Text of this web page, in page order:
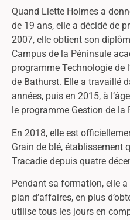
Quand Liette Holmes a
de 19 ans, elle a décidé de
2007, elle obtient son
Campus de la Péninsule
programme Technologie de
de Bathurst. Elle a travaillé
années, puis en 2015, à
le programme Gestion de la
En 2018, elle est
Grain de blé, établissement
Tracadie depuis quatre
Pendant sa formation, elle
plan d’affaires, en plus
utilise tous les jours en